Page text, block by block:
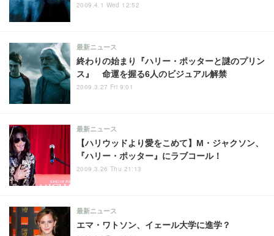
2009.4.1 Wed 12:52
終わりの始まり『ハリー・ポッターと謎のプリン
ス』 命運を握る6人のビジュアル解禁
最新ニュース
2009.3.27 Fri 9:01
【ハリウッドより愛をこめて】M・ジャクソン、
『ハリー・ポッター』にラブコール！
最新ニュース
2009.3.26 Thu 21:13
エマ・ワトソン、イェール大学に進学？
最新ニュース